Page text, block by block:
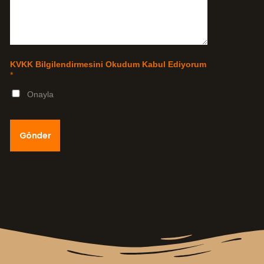
KVKK Bilgilendirmesini Okudum Kabul Ediyorum
*
Onayla
Gönder